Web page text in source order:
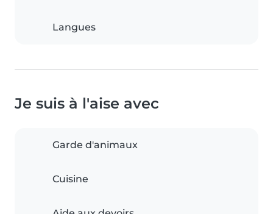
Langues
Je suis à l'aise avec
Garde d'animaux
Cuisine